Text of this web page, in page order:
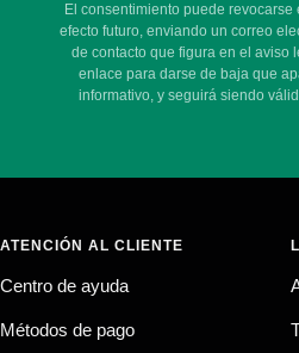
El consentimiento puede
efecto futuro, enviando un correo
de contacto que figura en el aviso
enlace para darse de baja que
informativo, y seguirá siendo
ATENCIÓN AL CLIENTE
Centro de ayuda
Métodos de pago